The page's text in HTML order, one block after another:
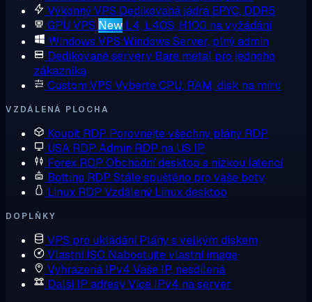
Výkonný VPS Dedikovaná jádra EPYC, DDR5
GPU VPS New L4, L40S, H100 na vyžádání
Windows VPS Windows Server, plný admin
Dedikované servery Bare metal pro jednoho
zákazníka
Custom VPS Vyberte CPU, RAM, disk na míru
VZDÁLENÁ PLOCHA
Koupit RDP Porovnejte všechny plány RDP
USA RDP Admin RDP na US IP
Forex RDP Obchodní desktop s nízkou latencí
Botting RDP Stále spuštěno pro vaše boty
Linux RDP Vzdálený Linux desktop
DOPLŇKY
VPS pro ukládání Plány s velkým diskem
Vlastní ISO Nabootujte vlastní image
Vyhrazená IPv4 Vaše IP, nesdílená
Další IP adresyVíce IPv4 na server